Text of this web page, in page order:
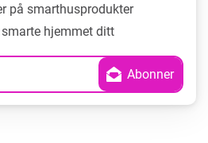
på smarthusprodukter
hjemmet ditt